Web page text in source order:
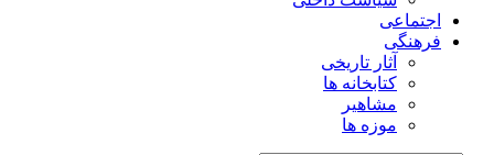
اجتماعی
فرهنگی
آثار تاریخی
کتابخانه ها
مشاهیر
موزه ها